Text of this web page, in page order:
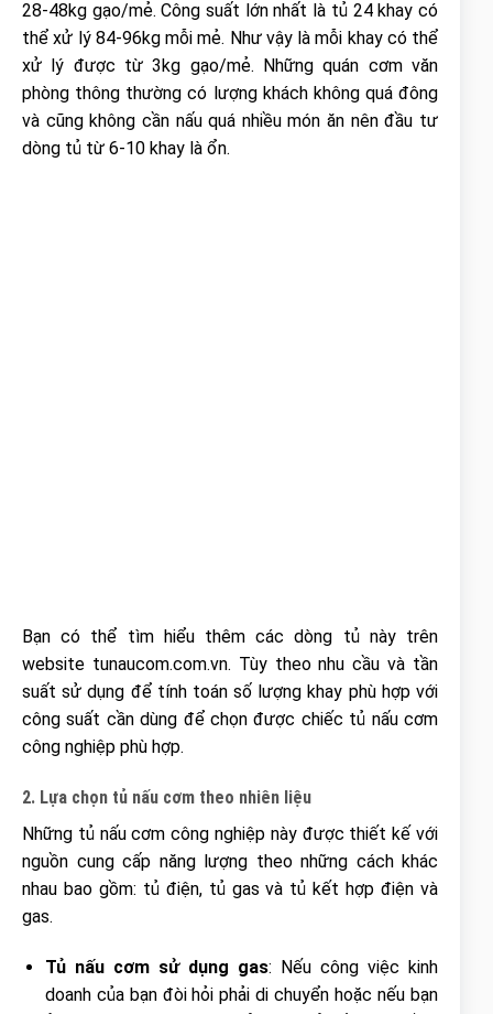
28-48kg gạo/mẻ. Công suất lớn nhất là tủ 24 khay có
thể xử lý 84-96kg mỗi mẻ. Như vậy là mỗi khay có thể
xử lý được từ 3kg gạo/mẻ. Những quán cơm văn
phòng thông thường có lượng khách không quá đông
và cũng không cần nấu quá nhiều món ăn nên đầu tư
dòng tủ từ 6-10 khay là ổn.
Bạn có thể tìm hiểu thêm các dòng tủ này trên
website tunaucom.com.vn. Tùy theo nhu cầu và tần
suất sử dụng để tính toán số lượng khay phù hợp với
công suất cần dùng để chọn được chiếc tủ nấu cơm
công nghiệp phù hợp.
2. Lựa chọn tủ nấu cơm theo nhiên liệu
Những tủ nấu cơm công nghiệp này được thiết kế với
nguồn cung cấp năng lượng theo những cách khác
nhau bao gồm: tủ điện, tủ gas và tủ kết hợp điện và
gas.
Tủ nấu cơm sử dụng gas: Nếu công việc kinh
doanh của bạn đòi hỏi phải di chuyển hoặc nếu bạn